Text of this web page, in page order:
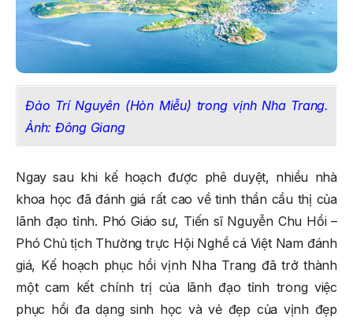
Đảo Trí Nguyên (Hòn Miễu) trong vịnh Nha Trang.
Ảnh: Đông Giang
Ngay sau khi kế hoạch được phê duyệt, nhiều nhà
khoa học đã đánh giá rất cao về tinh thần cầu thị của
lãnh đạo tỉnh. Phó Giáo sư, Tiến sĩ Nguyễn Chu Hồi –
Phó Chủ tịch Thường trực Hội Nghề cá Việt Nam đánh
giá, Kế hoạch phục hồi vịnh Nha Trang đã trở thành
một cam kết chính trị của lãnh đạo tỉnh trong việc
phục hồi đa dạng sinh học và vẻ đẹp của vịnh đẹp